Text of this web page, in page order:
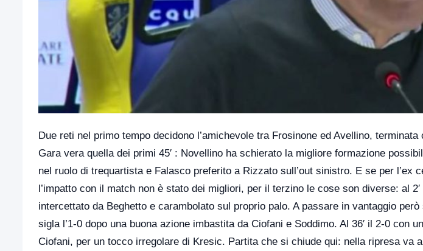
Due reti nel primo tempo decidono l’amichevole tra Frosinone ed Avellino,
Gara vera quella dei primi 45′ : Novellino ha schierato la migliore formazione
nel ruolo di trequartista e Falasco preferito a Rizzato sull’out sinistro. E se per l’ex
l’impatto con il match non è stato dei migliori, per il terzino le cose son diverse: al
intercettato da Beghetto e carambolato sul proprio palo. A passare in vantaggio
sigla l’1-0 dopo una buona azione imbastita da Ciofani e Soddimo. Al 36′ il 2-0 con
Ciofani, per un tocco irregolare di Kresic. Partita che si chiude qui: nella ripresa va